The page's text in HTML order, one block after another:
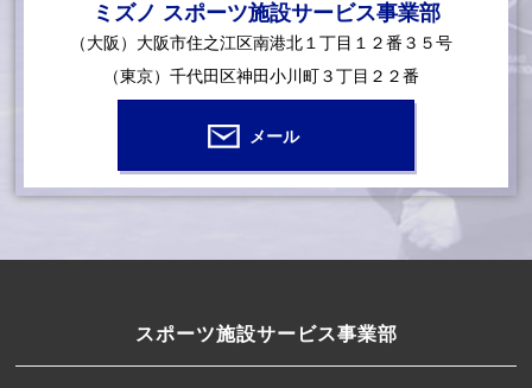
ミズノ スポーツ施設サービス事業部
（大阪）大阪市住之江区南港北１丁目１２番３５号
（東京）千代田区神田小川町３丁目２２番
メール
スポーツ施設サービス事業部